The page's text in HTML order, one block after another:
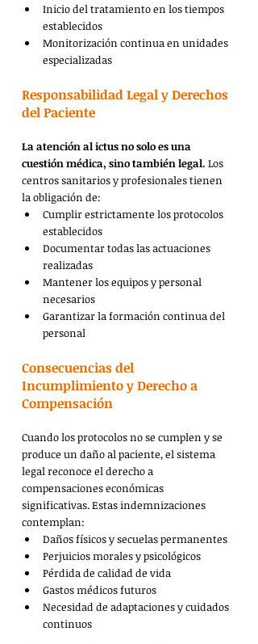
Inicio del tratamiento en los tiempos
establecidos
Monitorización continua en unidades
especializadas
Responsabilidad Legal y Derechos
del Paciente
La atención al ictus no solo es una
cuestión médica, sino también legal. Los
centros sanitarios y profesionales tienen
la obligación de:
Cumplir estrictamente los protocolos
establecidos
Documentar todas las actuaciones
realizadas
Mantener los equipos y personal
necesarios
Garantizar la formación continua del
personal
Consecuencias del
Incumplimiento y Derecho a
Compensación
Cuando los protocolos no se cumplen y se
produce un daño al paciente, el sistema
legal reconoce el derecho a
compensaciones económicas
significativas. Estas indemnizaciones
contemplan:
Daños físicos y secuelas permanentes
Perjuicios morales y psicológicos
Pérdida de calidad de vida
Gastos médicos futuros
Necesidad de adaptaciones y cuidados
continuos